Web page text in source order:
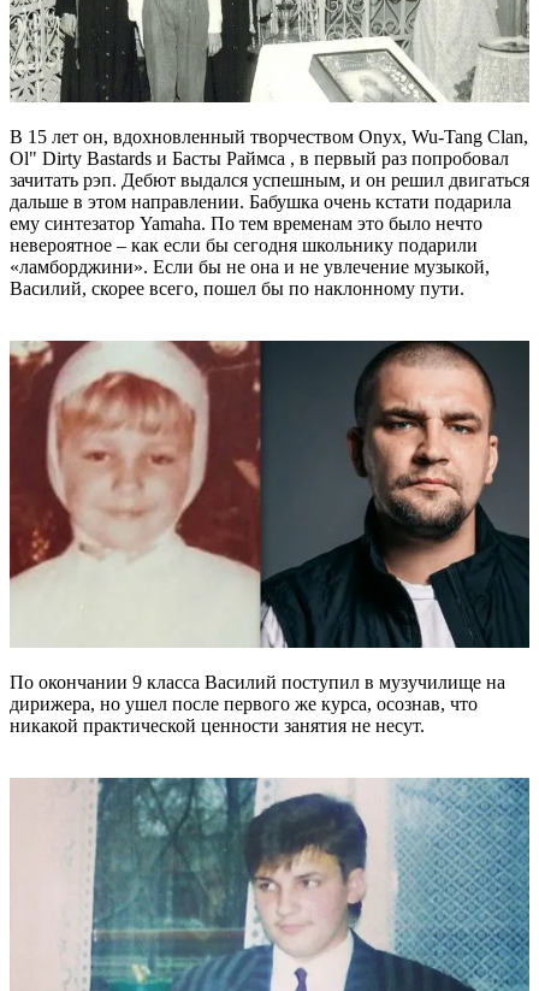
В 15 лет он, вдохновленный творчеством Onyx, Wu-Tang Clan,
Ol" Dirty Bastards и Басты Раймса , в первый раз попробовал
зачитать рэп. Дебют выдался успешным, и он решил двигаться
дальше в этом направлении. Бабушка очень кстати подарила
ему синтезатор Yamaha. По тем временам это было нечто
невероятное – как если бы сегодня школьнику подарили
«ламборджини». Если бы не она и не увлечение музыкой,
Василий, скорее всего, пошел бы по наклонному пути.
По окончании 9 класса Василий поступил в музучилище на
дирижера, но ушел после первого же курса, осознав, что
никакой практической ценности занятия не несут.